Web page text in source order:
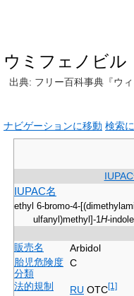
ウミフェノビル
出典: フリー百科事典『ウ
ナビゲーションに移動 検索
IUPAC名
ethyl 6-bromo-4-
ulfanyl)methyl]-1H-
販売名
Arbidol
胎児危険度
分類
C
法的規制 RU OTC[1]